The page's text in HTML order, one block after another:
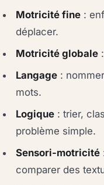
Motricité fine :
déplacer.
Motricité globale
Langage :
mots.
Logique : trier,
problème simple.
Sensori-motricité
comparer des